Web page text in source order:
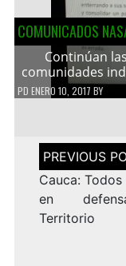
COMUNICADOS
Continúan
comunidades
PD ENERO 10, 2017 BY
Navegación
de
entradas
Cauca:
en
Territorio